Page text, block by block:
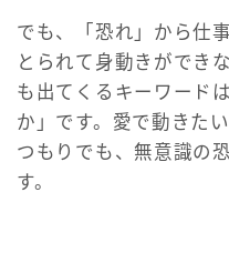
でも、「恐れ」から仕
とられて身動きができ
も出てくるキーワード
か」です。愛で動きた
つもりでも、無意識の
す。